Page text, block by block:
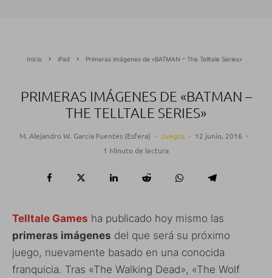
Inicio iPad Primeras imágenes de «BATMAN – The Telltale Series»
PRIMERAS IMÁGENES DE «BATMAN –
THE TELLTALE SERIES»
M. Alejandro W. García Fuentes (Esfera) · Juegos · 12 junio, 2016 ·
1 Minuto de lectura
Telltale Games ha publicado hoy mismo las
primeras imágenes del que será su próximo
juego, nuevamente basado en una conocida
franquicia. Tras «The Walking Dead», «The Wolf